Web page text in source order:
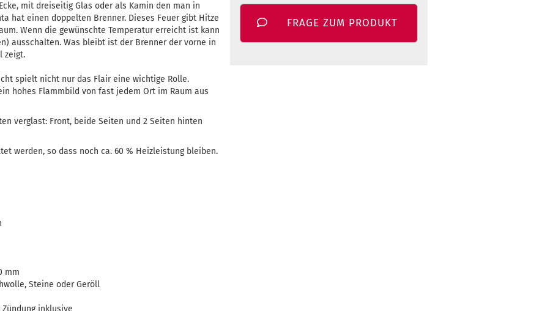
FRAGE ZUM PRODUKT
mit dreiseitig Glas oder als Kamin den man in
hat einen doppelten Brenner. Dieses Feuer gibt Hitze
Wenn die gewünschte Temperatur erreicht ist kann
ausschalten. Was bleibt ist der Brenner der vorne in
zeigt.
spielt nicht nur das Flair eine wichtige Rolle.
hohes Flammbild von fast jedem Ort im Raum aus
verglast: Front, beide Seiten und 2 Seiten hinten
werden, so dass noch ca. 60 % Heizleistung bleiben.
mm
Steine oder Geröll
inklusive